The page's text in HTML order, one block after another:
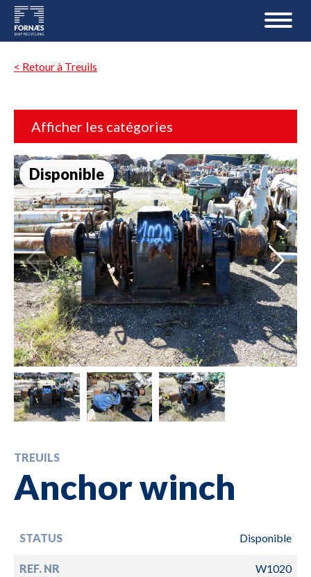
< Retour à Treuils
Afficher les catégories
Disponible
TREUILS
Anchor winch
STATUS Disponible
REF. NR W1020